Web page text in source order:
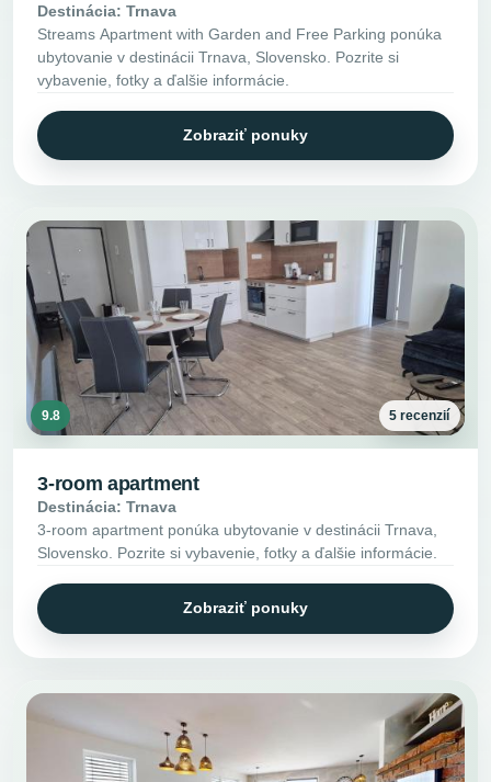
Destinácia: Trnava
Streams Apartment with Garden and Free Parking ponúka
ubytovanie v destinácii Trnava, Slovensko. Pozrite si
vybavenie, fotky a ďalšie informácie.
Zobraziť ponuky
9.8 5 recenzií
3-room apartment
Destinácia: Trnava
3-room apartment ponúka ubytovanie v destinácii Trnava,
Slovensko. Pozrite si vybavenie, fotky a ďalšie informácie.
Zobraziť ponuky